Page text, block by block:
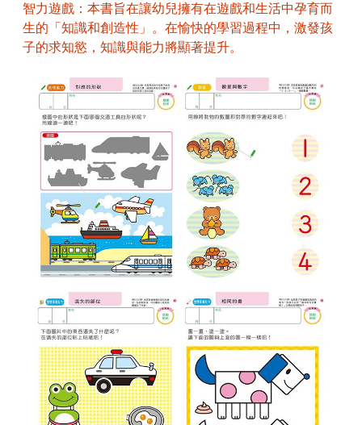
智力遊戲：本書旨在讓幼兒擁有在遊戲和生活中孕育而
生的「知識和創造性」。在愉快的學習過程中，激發孩
子的求知慾，知識與能力將顯著提升。